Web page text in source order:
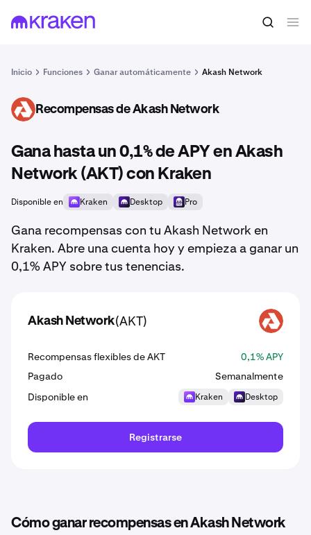
Inicio Funciones Ganar automáticamente Akash Network
AKT Recompensas de Akash Network
Gana hasta un 0,1% de APY en Akash
Network (AKT) con Kraken
Disponible en Kraken Desktop Pro
Gana recompensas con tu Akash Network en
Kraken. Abre una cuenta hoy y empieza a ganar un
0,1% APY sobre tus tenencias.
Akash Network(AKT) AKT
Recompensas flexibles de AKT
0,1% APY
Pagado
Semanalmente
Disponible en
Kraken Desktop
Registrarse
Cómo ganar recompensas en Akash Network